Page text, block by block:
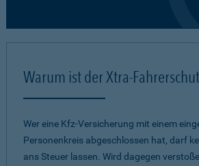
Warum ist der Xtra-
Wer eine Kfz-Versicherung mit einem
Personenkreis abgeschlossen hat, darf
ans Steuer lassen. Wird dagegen